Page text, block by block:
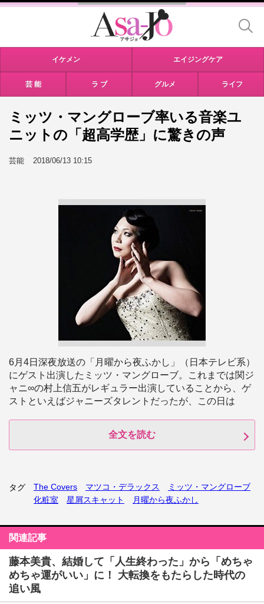
イケメン エイジングケア
芸 能 ラ ブ グルメ ライフ
ミッツ・マングローブ率いる音楽ユ
ニットの「超高学歴」に驚きの声
芸能 2018/06/13 10:15
6月4日深夜放送の「月曜から夜ふかし」（日本テレビ系）
にゲスト出演したミッツ・マングローブ。これまでは関ジ
ャニ∞の村上信五がレギュラー出演していることから、ゲ
ストといえばジャニーズタレントだったが、この日は
全文を読む
タグ The Covers マツコ・デラックス
ミッツ・マングローブ
化粧室
星屑スキャット 月曜から夜ふかし
関連記事
藤本美貴、結婚して「人生終わった」から「めちゃ
めちゃ運がいい」に！ 大転換をもたらした時代の
追い風